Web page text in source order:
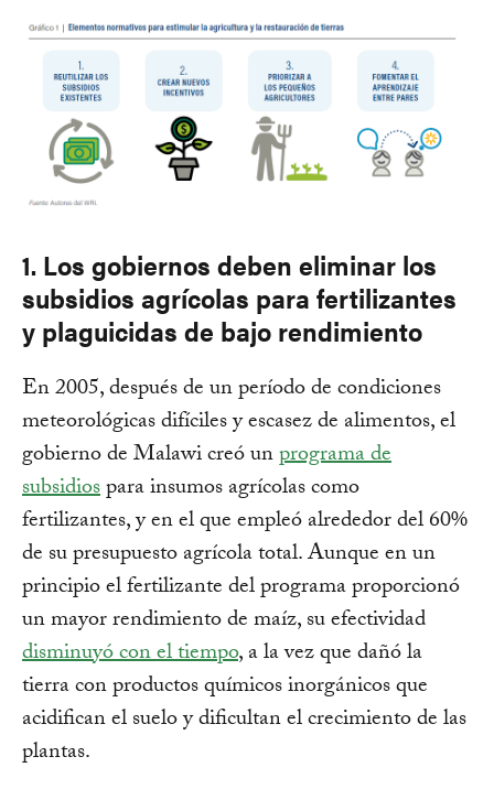
1. Los gobiernos deben eliminar los
subsidios agrícolas para fertilizantes
y plaguicidas de bajo rendimiento
En 2005, después de un período de condiciones
meteorológicas difíciles y escasez de alimentos, el
gobierno de Malawi creó unprograma de
subsidiospara insumos agrícolas como
fertilizantes, y en el que empleó alrededor del 60%
de su presupuesto agrícola total. Aunque en un
principio el fertilizante del programa proporcionó
un mayor rendimiento de maíz, su efectividad
disminuyó con el tiempo, a la vez que dañó la
tierra con productos químicos inorgánicos que
acidifican el suelo y dificultan el crecimiento de las
plantas.